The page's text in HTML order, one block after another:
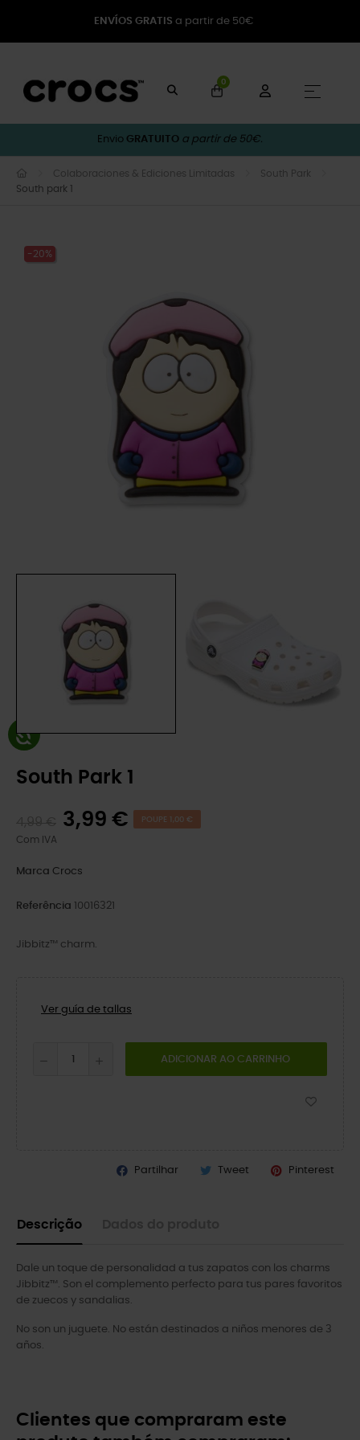
ENVÍOS GRATIS a partir de 50€
0
☰
Envio GRATUITO a partir de 50€.
Colaboraciones & Ediciones Limitadas
South Park
South park 1
-20%
South Park 1
3,99 € POUPE 1,00 €
Com IVA
Marca Crocs
Referência 10016321
Jibbitz™ charm.
Ver guía de tallas
ADICIONAR AO CARRINHO
Partilhar Tweet Pinterest
Descrição
Dale un toque de personalidad a tus zapatos con los charms
Jibbitz™. Son el complemento perfecto para tus pares favoritos
de zuecos y sandalias.
No son un juguete. No están destinados a niños menores de 3
años.
Clientes que compraram este